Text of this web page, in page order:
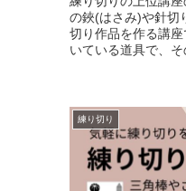
の鋏(はさみ)や針切
切り作品を作る講
いている道具で、
練り切り